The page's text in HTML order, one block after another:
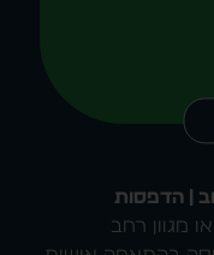
| הדפסות
מגוון רחב